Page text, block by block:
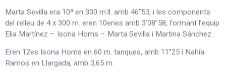
Marta Sevilla era 10ª en 300 m.ll. amb 46”53, i les components
del relleu de 4 x 300 m. eren 10enes amb 3’08”58, formant l’equip
Elia Martínez – Isona Homs – Marta Sevilla i Martina Sánchez.
Eren 12es Isona Homs en 60 m. tanques, amb 11”25 i Nahía
Ramos en Llargada, amb 3,65 m.